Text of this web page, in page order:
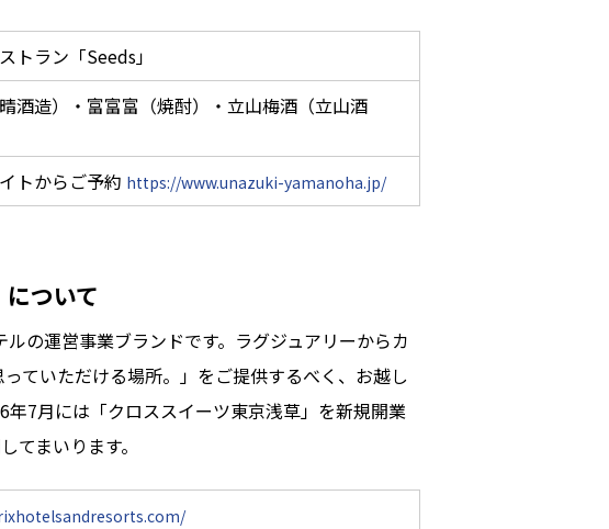
トラン「Seeds」
酒造）・富富富（焼酎）・立山梅酒（立山酒
トからご予約 https://www.unazuki-yamanoha.jp/
ついて
の運営事業ブランドです。ラグジュアリーからカ
ていただける場所。」をご提供するべく、お越し
7月には「クロススイーツ東京浅草」を新規開業
まいります。